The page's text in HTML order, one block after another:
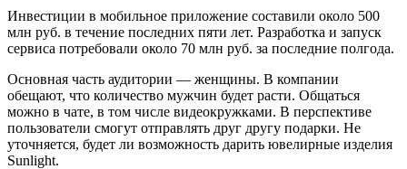
Инвестиции в мобильное приложение составили около 500
млн руб. в течение последних пяти лет. Разработка и запуск
сервиса потребовали около 70 млн руб. за последние полгода.
Основная часть аудитории — женщины. В компании
обещают, что количество мужчин будет расти. Общаться
можно в чате, в том числе видеокружками. В перспективе
пользователи смогут отправлять друг другу подарки. Не
уточняется, будет ли возможность дарить ювелирные изделия
Sunlight.